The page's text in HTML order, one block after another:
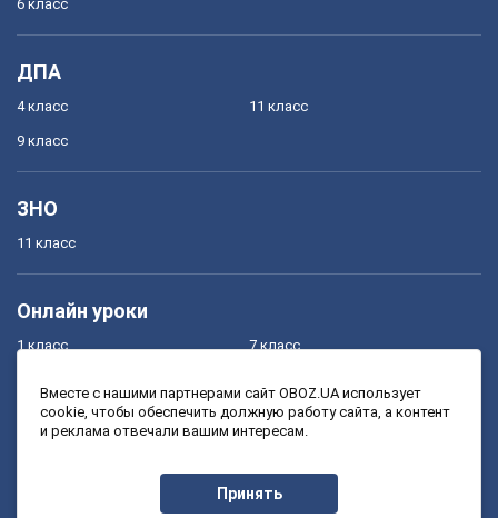
6 класс
ДПА
4 класс
9 класс
11 класс
ЗНО
11 класс
Онлайн уроки
1 класс
3 класс
7 класс
9 класс
Вместе с нашими партнерами сайт OBOZ.UA использует
cookie, чтобы обеспечить должную работу сайта, а контент
и реклама отвечали вашим интересам.
Принять